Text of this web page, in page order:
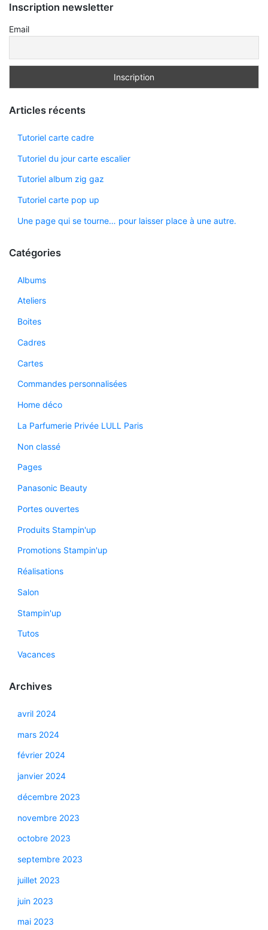
Inscription newsletter
Email
Articles récents
Tutoriel carte cadre
Tutoriel du jour carte escalier
Tutoriel album zig gaz
Tutoriel carte pop up
Une page qui se tourne… pour laisser place à une autre.
Catégories
Albums
Ateliers
Boites
Cadres
Cartes
Commandes personnalisées
Home déco
La Parfumerie Privée LULL Paris
Non classé
Pages
Panasonic Beauty
Portes ouvertes
Produits Stampin'up
Promotions Stampin'up
Réalisations
Salon
Stampin'up
Tutos
Vacances
Archives
avril 2024
mars 2024
février 2024
janvier 2024
décembre 2023
novembre 2023
octobre 2023
septembre 2023
juillet 2023
juin 2023
mai 2023